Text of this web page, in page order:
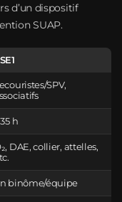
d’un dispositif
SUAP.
SPV,
h
DAE, collier, attelles,
binôme/équipe